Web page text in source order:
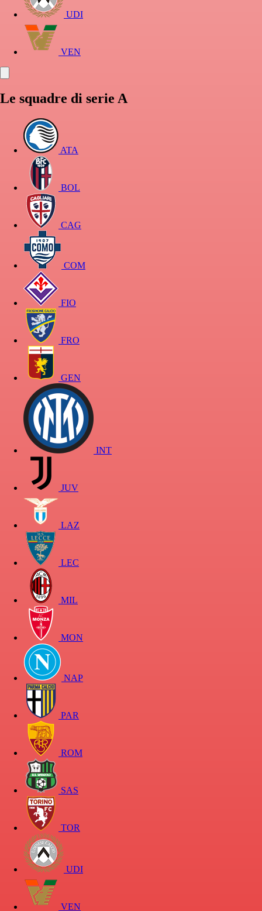
UDI
VEN
Le squadre di serie A
ATA
BOL
CAG
COM
FIO
FRO
GEN
INT
JUV
LAZ
LEC
MIL
MON
NAP
PAR
ROM
SAS
TOR
UDI
VEN